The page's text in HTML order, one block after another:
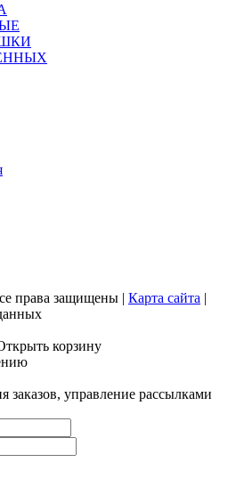
права защищены | Карта сайта |
корзину
заказов, управление рассылками